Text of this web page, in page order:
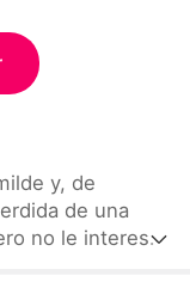
y, de
de una
no le interesa.